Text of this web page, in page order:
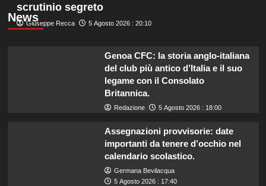
News
scrutinio segreto
Giuseppe Recca 5 Agosto 2026 : 20:10
Genoa CFC: la storia anglo-italiana
del club più antico d’Italia e il suo
legame con il Consolato
Britannica.
Redazione 5 Agosto 2026 : 18:00
Assegnazioni provvisorie: date
importanti da tenere d’occhio nel
calendario scolastico.
Germana Bevilacqua
5 Agosto 2026 : 17:40